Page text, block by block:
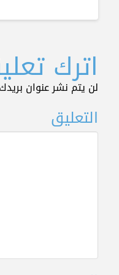
اترك
لن يتم نشر عنوان
التعليق